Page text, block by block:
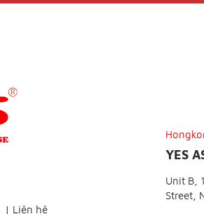
| Liên hệ
YES
Unit B,
Street,